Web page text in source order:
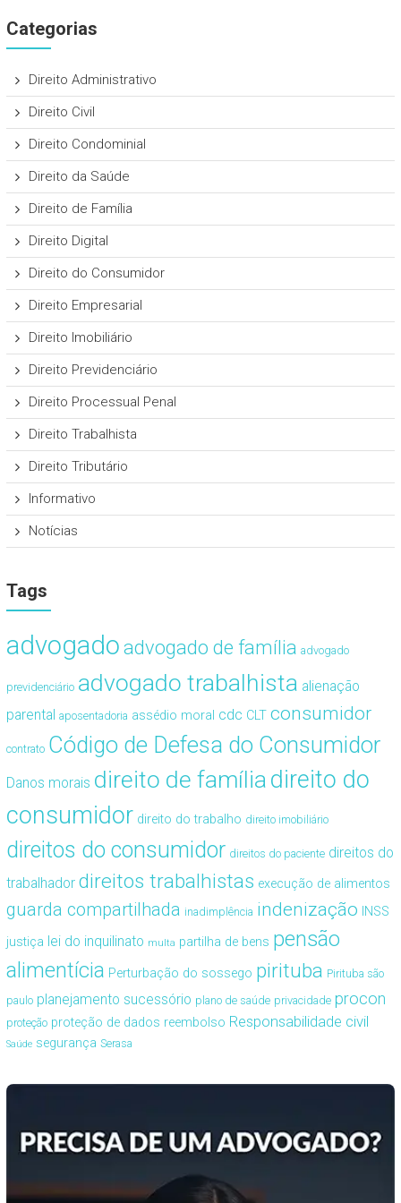
Categorias
Direito Administrativo
Direito Civil
Direito Condominial
Direito da Saúde
Direito de Família
Direito Digital
Direito do Consumidor
Direito Empresarial
Direito Imobiliário
Direito Previdenciário
Direito Processual Penal
Direito Trabalhista
Direito Tributário
Informativo
Notícias
Tags
advogado advogado de família advogado
previdenciário advogado trabalhista alienação
parental aposentadoria assédio moral cdc CLT consumidor
contrato Código de Defesa do Consumidor
Danos morais direito de famíliadireito do
consumidor direito do trabalho direito imobiliário
direitos do consumidor direitos do paciente direitos do
trabalhador direitos trabalhistas execução de alimentos
guarda compartilhada inadimplência indenização INSS
justiça lei do inquilinato multa partilha de bens pensão
alimentícia Perturbação do sossego pirituba Pirituba são
paulo planejamento sucessório plano de saúde privacidade procon
proteção proteção de dados reembolso Responsabilidade civil
Saúde segurança Serasa